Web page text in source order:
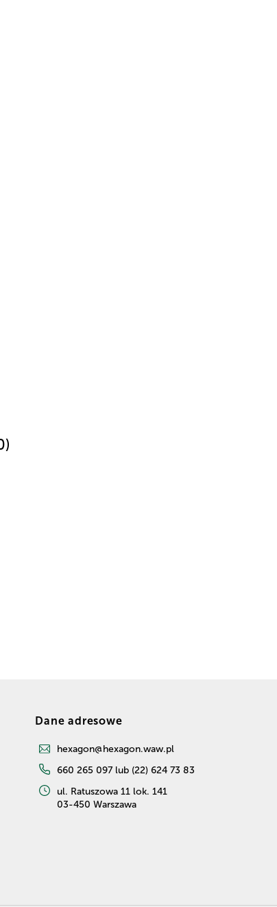
Dane adresowe
hexagon@hexagon.waw.pl
660 265 097 lub (22) 624 73 83
ul. Ratuszowa 11 lok. 141
03-450 Warszawa